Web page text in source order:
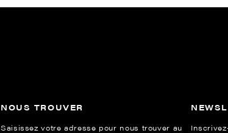
NOUS TROUVER
Saisissez votre adresse pour nous trouver au